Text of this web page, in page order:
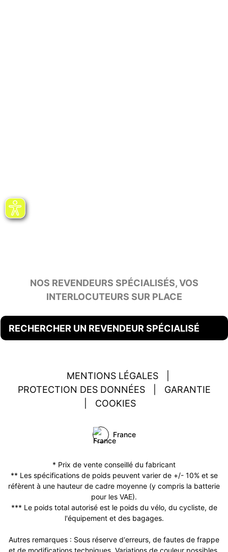
NOS REVENDEURS SPÉCIALISÉS, VOS
INTERLOCUTEURS SUR PLACE
RECHERCHER UN REVENDEUR SPÉCIALISÉ
MENTIONS LÉGALES
PROTECTION DES DONNÉES
GARANTIE
COOKIES
France
* Prix de vente conseillé du fabricant
** Les spécifications de poids peuvent varier de +/- 10% et se
réfèrent à une hauteur de cadre moyenne (y compris la batterie
pour les VAE).
*** Le poids total autorisé est le poids du vélo, du cycliste, de
l'équipement et des bagages.
Autres remarques : Sous réserve d‘erreurs, de fautes de frappe
et de modifications techniques. Variations de couleur possibles.